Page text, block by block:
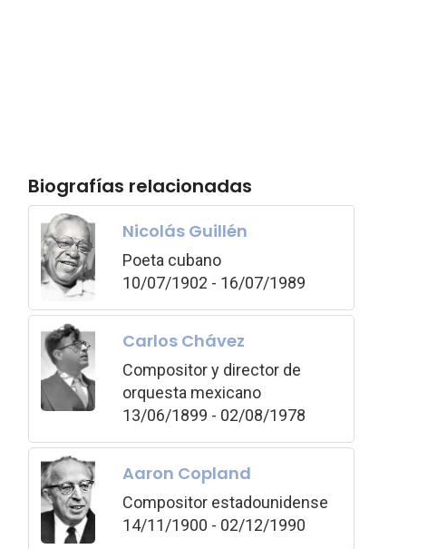
Biografías relacionadas
Nicolás Guillén
Poeta cubano
10/07/1902 - 16/07/1989
Carlos Chávez
Compositor y director de
orquesta mexicano
13/06/1899 - 02/08/1978
Aaron Copland
Compositor estadounidense
14/11/1900 - 02/12/1990